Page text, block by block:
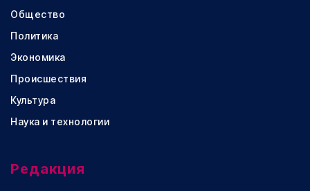
Общество
Политика
Экономика
Происшествия
Культура
Наука и технологии
Редакция